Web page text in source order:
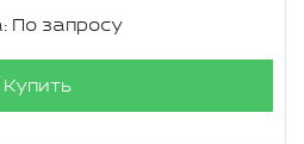
По запросу
Купить